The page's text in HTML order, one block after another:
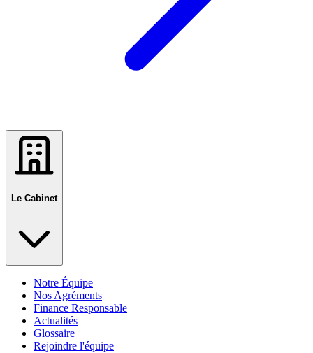
Le Cabinet
Notre Équipe
Nos Agréments
Finance Responsable
Actualités
Glossaire
Rejoindre l'équipe